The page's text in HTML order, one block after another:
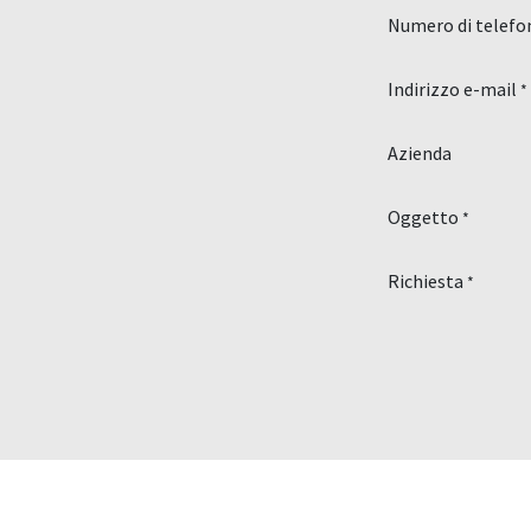
Numero di
Indirizzo e-mail *
Azienda
Oggetto *
Richiesta *